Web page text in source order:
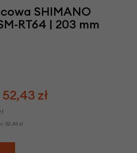
SHIMANO
RT64 | 203 mm
52,43 zł
52,43 zł